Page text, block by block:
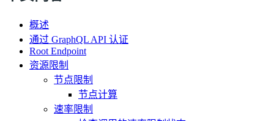
概述
通过 GraphQL API 认证
Root Endpoint
资源限制
节点限制
节点计算
速率限制